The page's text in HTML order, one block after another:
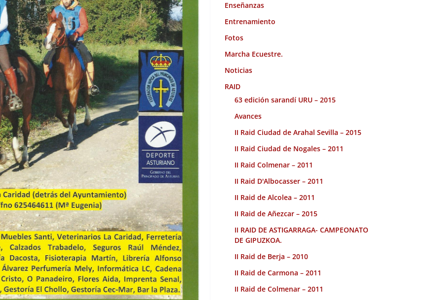
Enseñanzas
Entrenamiento
Fotos
Marcha Ecuestre.
Noticias
RAID
63 edición sarandí URU – 2015
Avances
II Raid Ciudad de Arahal Sevilla – 2015
II Raid Ciudad de Nogales – 2011
II Raid Colmenar – 2011
II Raid D'Albocasser – 2011
II Raid de Alcolea – 2011
II Raid de Añezcar – 2015
II RAID DE ASTIGARRAGA- CAMPEONATO
DE GIPUZKOA.
II Raid de Berja – 2010
II Raid de Carmona – 2011
II Raid de Colmenar – 2011